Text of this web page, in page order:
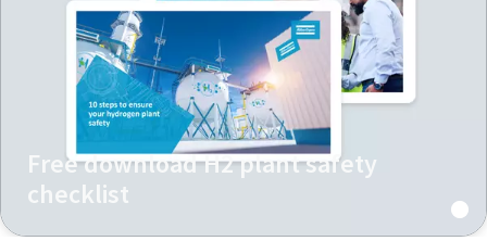
Free download H2 plant safety
checklist